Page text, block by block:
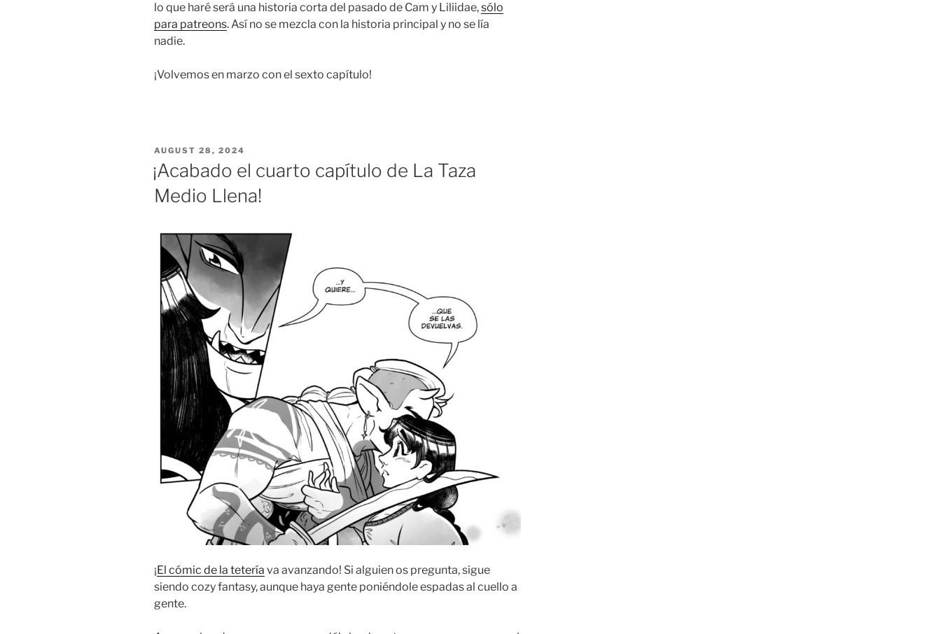
lo que haré será una historia corta del pasado de Cam y Liliidae,sólo
para patreons. Así no se mezcla con la historia principal y no se lía
nadie.
¡Volvemos en marzo con el sexto capítulo!
POSTED
ON
AUGUST 28, 2024
¡Acabado el cuarto capítulo de La Taza
Medio Llena!
¡El cómic de la tetería va avanzando! Si alguien os pregunta, sigue
siendo cozy fantasy, aunque haya gente poniéndole espadas al cuello a
gente.